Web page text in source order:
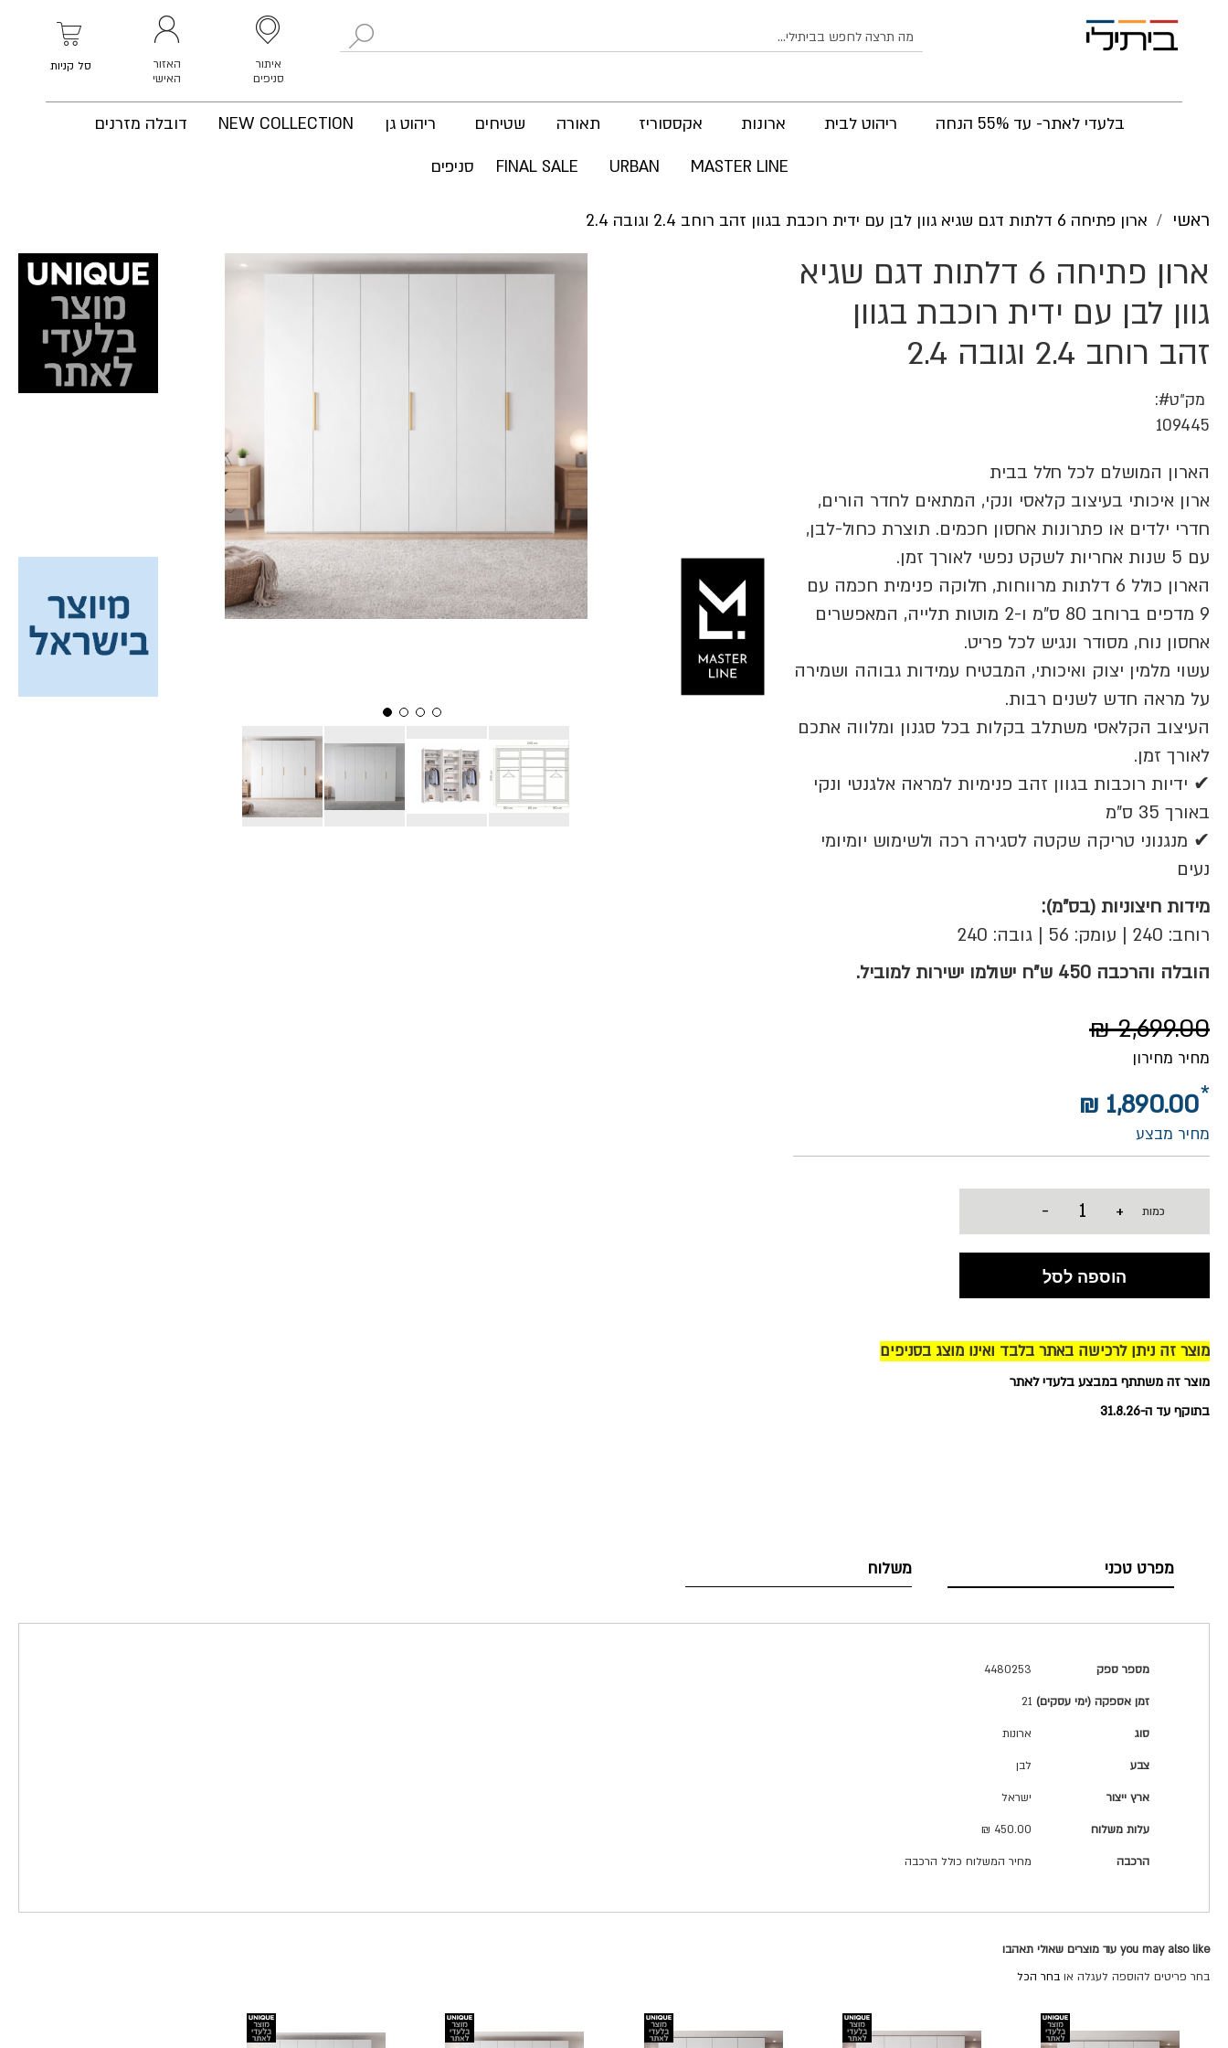
לחפש
האזור
האישי
איתור
סניפים
סל קניות
בלעדי לאתר- עד 55% הנחה ריהוט לבית ארונות אקססוריז תאורה שטיחים ריהוט גן NEW COLLECTION דובלה מזרנים
MASTER LINE
URBAN
FINAL SALE סניפים
ראשי ארון פתיחה 6 דלתות דגם שגיא גוון לבן עם ידית רוכבת בגוון זהב רוחב 2.4 וגובה 2.4
ארון פתיחה 6 דלתות דגם שגיא
גוון לבן עם ידית רוכבת בגוון
זהב רוחב 2.4 וגובה 2.4
מק״ט
109445
הארון המושלם לכל חלל בבית
ארון איכותי בעיצוב קלאסי ונקי, המתאים לחדר הורים,
חדרי ילדים או פתרונות אחסון חכמים. תוצרת כחול-לבן,
עם 5 שנות אחריות לשקט נפשי לאורך זמן.
הארון כולל 6 דלתות מרווחות, חלוקה פנימית חכמה עם
9 מדפים ברוחב 80 ס"מ ו-2 מוטות תלייה, המאפשרים
אחסון נוח, מסודר ונגיש לכל פריט.
עשוי מלמין יצוק ואיכותי, המבטיח עמידות גבוהה ושמירה
על מראה חדש לשנים רבות.
העיצוב הקלאסי משתלב בקלות בכל סגנון ומלווה אתכם
לאורך זמן.
✔ ידיות רוכבות בגוון זהב פנימיות למראה אלגנטי ונקי
באורך 35 ס"מ
✔ מנגנוני טריקה שקטה לסגירה רכה ולשימוש יומיומי
נעים
מידות חיצוניות (בס"מ):
רוחב: 240 | עומק: 56 | גובה: 240
הובלה והרכבה 450 ש"ח ישולמו ישירות למוביל.
מחיר מבצע
1,890.00 ₪
מחיר מחירון
2,699.00 ₪
כמות +
-
הוספה לסל
מוצר זה ניתן לרכישה באתר בלבד ואינו מוצג בסניפים
מוצר זה משתתף במבצע בלעדי לאתר
בתוקף עד ה-31.8.26
מפרט טכני
מספר ספק 4480253
זמן אספקה (ימי עסקים) 21
סוג ארונות
צבע לבן
ארץ ייצור ישראל
עלות משלוח 450.00 ₪
הרכבה מחיר המשלוח כולל הרכבה
משלוח
you may also like עוד מוצרים שאולי תאהבו
בחר פריטים להוספה לעגלה או בחר הכל